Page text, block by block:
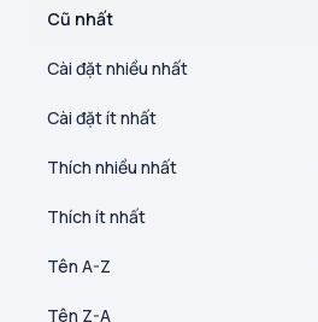
Cũ nhất
Cài đặt nhiều nhất
Cài đặt ít nhất
Thích nhiều nhất
Thích ít nhất
Tên A-Z
Tên Z-A